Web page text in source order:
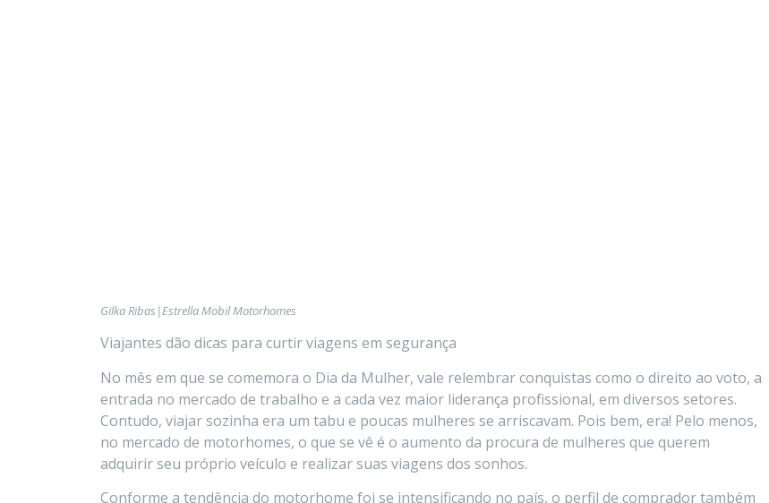
Gilka Ribas|Estrella Mobil Motorhomes
Viajantes dão dicas para curtir viagens em segurança
No mês em que se comemora o Dia da Mulher, vale relembrar conquistas como o direito ao voto, a
entrada no mercado de trabalho e a cada vez maior liderança profissional, em diversos setores.
Contudo, viajar sozinha era um tabu e poucas mulheres se arriscavam. Pois bem, era! Pelo menos,
no mercado de motorhomes, o que se vê é o aumento da procura de mulheres que querem
adquirir seu próprio veículo e realizar suas viagens dos sonhos.
Conforme a tendência do motorhome foi se intensificando no país, o perfil de comprador também